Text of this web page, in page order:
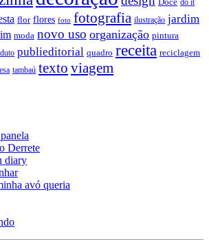
do it
flor flores foto fotografia ilustração jardim
moda novo uso organização pintura
publieditorial quadro receita reciclagem
tambaú texto viagem